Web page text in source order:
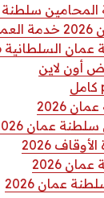
سلطنة
السلطانية 2026
أون لاين
2026
عمان 2026
2026
2026
عمان 2026